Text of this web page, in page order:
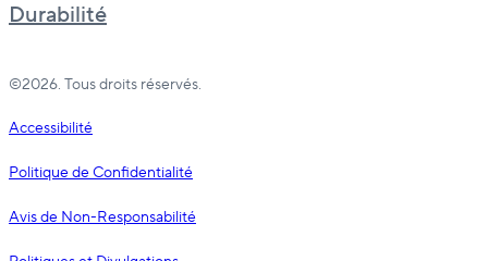
Durabilité
©2026. Tous droits réservés.
Accessibilité
Politique de Confidentialité
Avis de Non-Responsabilité